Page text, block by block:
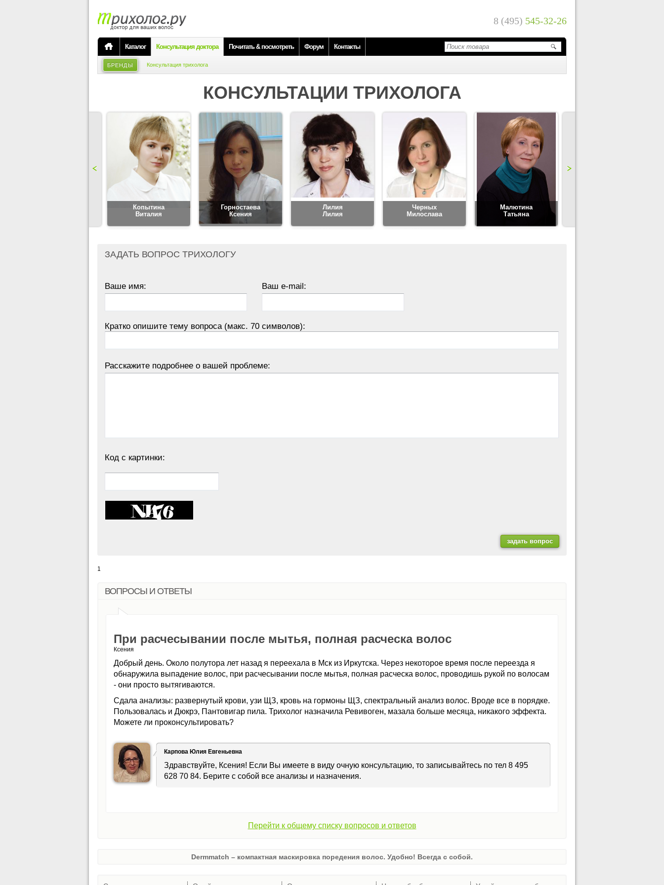
8 (495) 545-32-26
Каталог Консультация доктора Почитать & посмотреть Форум Контакты
БРЕНДЫ Консультация трихолога
КОНСУЛЬТАЦИИ ТРИХОЛОГА
Копытина
Виталия
Горностаева
Ксения
Лилия
Лилия
Черных
Милослава
Малютина
Татьяна
ЗАДАТЬ ВОПРОС ТРИХОЛОГУ
Ваше имя: Ваш e-mail:
Кратко опишите тему вопроса (макс. 70 символов):
Расскажите подробнее о вашей проблеме:
Код с картинки:
1
ВОПРОСЫ И ОТВЕТЫ
При расчесывании после мытья, полная расческа волос
Ксения
Добрый день. Около полутора лет назад я переехала в Мск из Иркутска. Через некоторое время после переезда я
обнаружила выпадение волос, при расчесывании после мытья, полная расческа волос, проводишь рукой по волосам
- они просто вытягиваются.
Сдала анализы: развернутый крови, узи ЩЗ, кровь на гормоны ЩЗ, спектральный анализ волос. Вроде все в порядке.
Пользовалась и Дюкрэ, Пантовигар пила. Трихолог назначила Ревивоген, мазала больше месяца, никакого эффекта.
Можете ли проконсультировать?
Карпова Юлия Евгеньевна
Здравствуйте, Ксения! Если Вы имеете в виду очную консультацию, то записывайтесь по тел 8 495
628 70 84. Берите с собой все анализы и назначения.
Перейти к общему списку вопросов и ответов
Dermmatch – компактная маскировка поредения волос. Удобно! Всегда с собой.